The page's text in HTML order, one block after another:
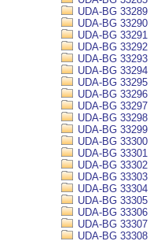
UDA-BG 33289
UDA-BG 33290
UDA-BG 33291
UDA-BG 33292
UDA-BG 33293
UDA-BG 33294
UDA-BG 33295
UDA-BG 33296
UDA-BG 33297
UDA-BG 33298
UDA-BG 33299
UDA-BG 33300
UDA-BG 33301
UDA-BG 33302
UDA-BG 33303
UDA-BG 33304
UDA-BG 33305
UDA-BG 33306
UDA-BG 33307
UDA-BG 33308